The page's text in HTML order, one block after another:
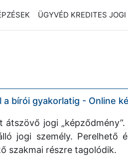
ÜGYVÉD KREDITES JOGI
bírói gyakorlatig - Online
átszövő jogi
jogi személy. Perelhető
szakmai részre tagolódik.